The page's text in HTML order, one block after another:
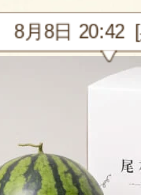
日 20:42 [兵庫